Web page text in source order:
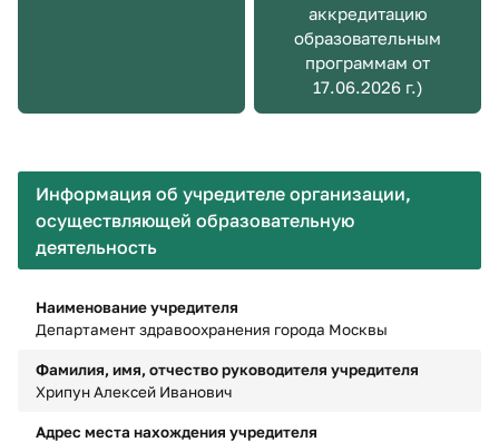
аккредитацию
образовательным
программам от
17.06.2026 г.)
Информация об учредителе организации,
осуществляющей образовательную
деятельность
Наименование учредителя
Департамент здравоохранения города Москвы
Фамилия, имя, отчество руководителя учредителя
Хрипун Алексей Иванович
Адрес места нахождения учредителя